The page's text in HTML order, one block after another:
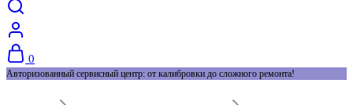
0
Авторизованный сервисный центр: от калибровки до сложного ремонта!